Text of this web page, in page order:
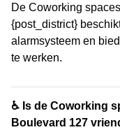
De Coworking
{post_district}
alarmsysteem en
te werken.
♿ Is de Coworking
Boulevard 127